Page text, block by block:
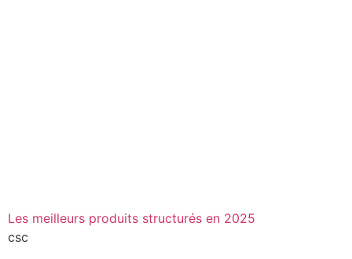
Les meilleurs produits structurés en 2025
csc